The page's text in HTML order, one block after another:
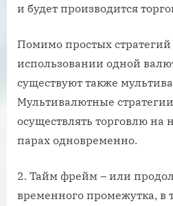
и будет производится
Помимо простых
использовании одной
существуют также
Мультивалютные
осуществлять торговлю на
парах одновременно.
2. Тайм фрейм – или
временного промежутка, в